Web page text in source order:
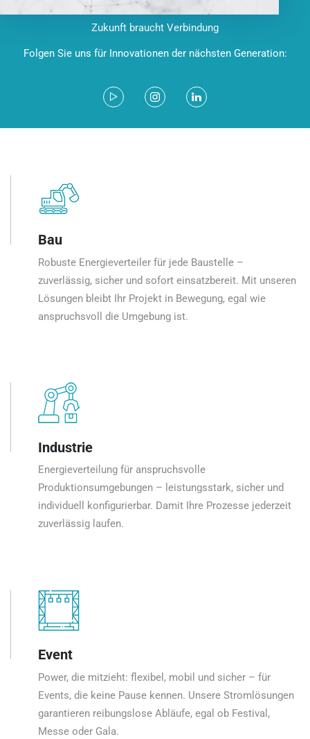
Zukunft braucht Verbindung
Folgen Sie uns für Innovationen der nächsten Generation:
Bau
Robuste Energieverteiler für jede Baustelle –
zuverlässig, sicher und sofort einsatzbereit. Mit unseren
Lösungen bleibt Ihr Projekt in Bewegung, egal wie
anspruchsvoll die Umgebung ist.
Industrie
Energieverteilung für anspruchsvolle
Produktionsumgebungen – leistungsstark, sicher und
individuell konfigurierbar. Damit Ihre Prozesse jederzeit
zuverlässig laufen.
Event
Power, die mitzieht: flexibel, mobil und sicher – für
Events, die keine Pause kennen. Unsere Stromlösungen
garantieren reibungslose Abläufe, egal ob Festival,
Messe oder Gala.